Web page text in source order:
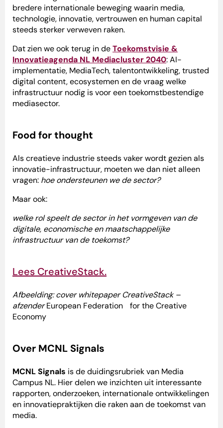
bredere internationale beweging waarin media,
technologie, innovatie, vertrouwen en human capital
steeds sterker verweven raken.
Dat zien we ook terug in deToekomstvisie &
Innovatieagenda NL Mediacluster 2040: AI-
implementatie, MediaTech, talentontwikkeling, trusted
digital content, ecosystemen en de vraag welke
infrastructuur nodig is voor een toekomstbestendige
mediasector.
Food for thought
Als creatieve industrie steeds vaker wordt gezien als
innovatie-infrastructuur, moeten we dan niet alleen
vragen: hoe ondersteunen we de sector?
Maar ook:
welke rol speelt de sector in het vormgeven van de
digitale, economische en maatschappelijke
infrastructuur van de toekomst?
Lees CreativeStack.
Afbeelding: coverwhitepaper CreativeStack –
afzenderEuropean Federation for the Creative
Economy
Over MCNL Signals
MCNL Signals is de duidingsrubriek van Media
Campus NL. Hier delen we inzichten uit interessante
rapporten, onderzoeken, internationale ontwikkelingen
en innovatiepraktijken die raken aan de toekomst van
media.